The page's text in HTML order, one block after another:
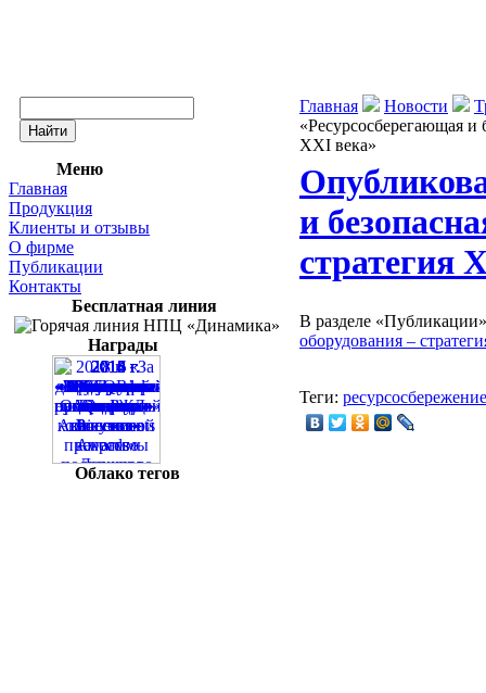
Меню
Главная
Продукция
Клиенты и отзывы
О фирме
Публикации
Контакты
Бесплатная линия
Награды
Облако тегов
Главная Новости
«Ресурсосберегающая и
ХХI века»
и
стратегия
В разделе
оборудования –
Теги: ресурсосбережение